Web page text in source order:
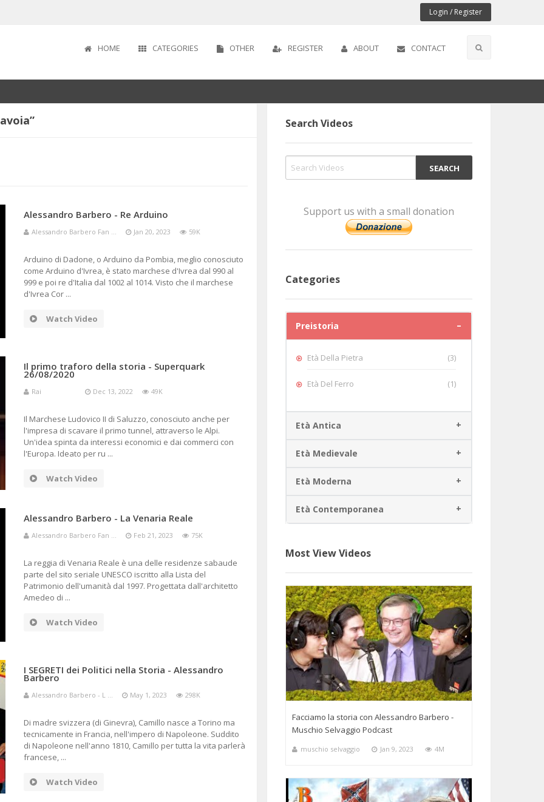
Login / Register
HOME CATEGORIES OTHER REGISTER ABOUT CONTACT
Alessandro Barbero - Re Arduino
Alessandro Barbero Fan ... Jan 20, 2023 59K
Arduino di Dadone, o Arduino da Pombia, meglio conosciuto
come Arduino d'Ivrea, è stato marchese d'Ivrea dal 990 al
999 e poi re d'Italia dal 1002 al 1014. Visto che il marchese
d'Ivrea Cor ...
Watch Video
Il primo traforo della storia - Superquark
26/08/2020
Rai Dec 13, 2022 49K
Il Marchese Ludovico II di Saluzzo, conosciuto anche per
l'impresa di scavare il primo tunnel, attraverso le Alpi.
Un'idea spinta da interessi economici e dai commerci con
l'Europa. Ideato per ru ...
Watch Video
Alessandro Barbero - La Venaria Reale
Alessandro Barbero Fan ... Feb 21, 2023 75K
La reggia di Venaria Reale è una delle residenze sabaude
parte del sito seriale UNESCO iscritto alla Lista del
Patrimonio dell'umanità dal 1997. Progettata dall'architetto
Amedeo di ...
Watch Video
I SEGRETI dei Politici nella Storia - Alessandro
Barbero
Alessandro Barbero - L ... May 1, 2023 298K
Di madre svizzera (di Ginevra), Camillo nasce a Torino ma
tecnicamente in Francia, nell'impero di Napoleone. Suddito
di Napoleone nell'anno 1810, Camillo per tutta la vita parlerà
francese, ...
Watch Video
Search Videos
Support us with a small donation
Categories
Preistoria
Età Della Pietra (3)
Età Del Ferro (1)
Età Antica
Età Medievale
Età Moderna
Età Contemporanea
Most View Videos
Facciamo la storia con Alessandro Barbero -
Muschio Selvaggio Podcast
muschio selvaggio Jan 9, 2023 4M